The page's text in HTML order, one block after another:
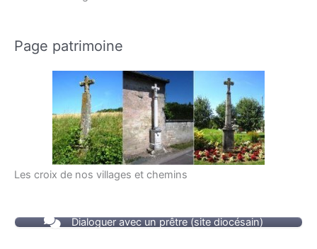
Page patrimoine
Les croix de nos villages et chemins
Dialoguer avec un prêtre (site diocésain)